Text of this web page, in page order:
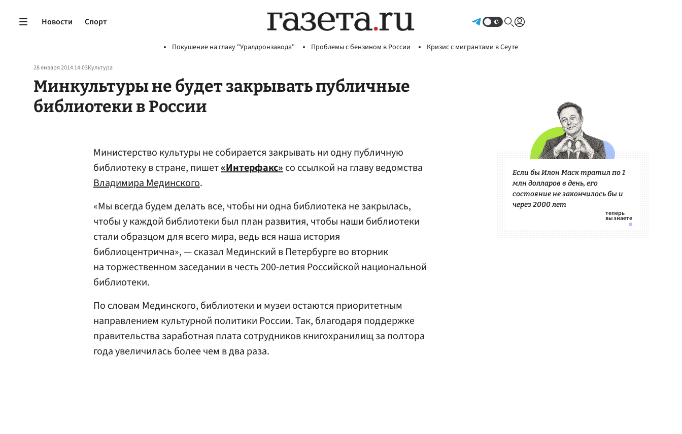
Новости Спорт
Покушение на главу "Уралдронзавода" Проблемы с бензином в России Кризис с мигрантами в Сеуте
28 января 2014 14:03Культура
Минкультуры не будет закрывать публичные
библиотеки в России
Министерство культуры не собирается закрывать ни одну публичную
библиотеку в стране, пишет«Интерфакс»со ссылкой на главу ведомства
Владимира Мединского.
«Мы всегда будем делать все, чтобы ни одна библиотека не закрылась,
чтобы у каждой библиотеки был план развития, чтобы наши библиотеки
стали образцом для всего мира, ведь вся наша история
библиоцентрична», — сказал Мединский в Петербурге во вторник
на торжественном заседании в честь 200-летия Российской национальной
библиотеки.
По словам Мединского, библиотеки и музеи остаются приоритетным
направлением культурной политики России. Так, благодаря поддержке
правительства заработная плата сотрудников книгохранилищ за полтора
года увеличилась более чем в два раза.
Если бы Илон Маск тратил по 1
млн долларов в день, его
состояние не закончилось бы и
через 2000 лет